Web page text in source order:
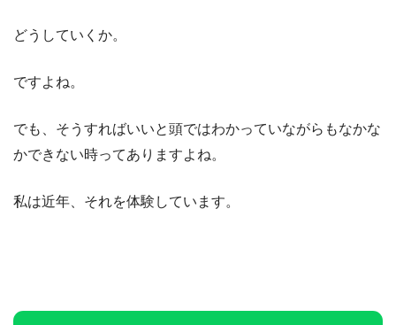
どうしていくか。
ですよね。
でも、そうすればいいと頭ではわかっていながらもなかな
かできない時ってありますよね。
私は近年、それを体験しています。